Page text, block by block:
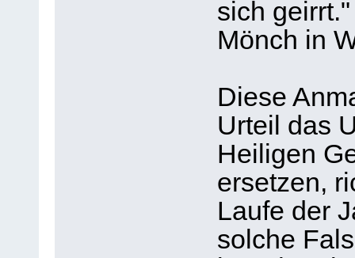
sich
Mönch in
Diese
Urteil das
Heiligen
ersetzen,
Laufe der
solche